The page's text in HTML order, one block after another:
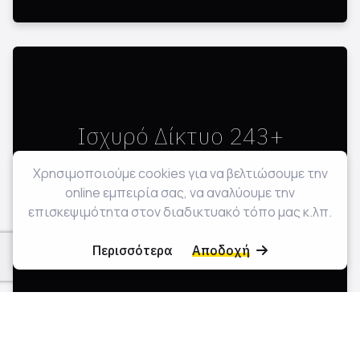
Χρησιμοποιούμε cookies για να βελτιώσουμε την
online εμπειρία σας, να αναλύουμε την
επισκεψιμότητα στον διαδικτυακό τόπο μας κ.λπ.
Περισσότερα Αποδοχή
Iσχυρό Δίκτυο 243+
Συνεργατών
Η εμπιστοσύνη των συνεργατών μας αποτελεί την
καλύτερη απόδειξη της δέσμευσής μας για αριστεία
και της ικανότητάς μας να χτίζουμε σχέσεις ζωής